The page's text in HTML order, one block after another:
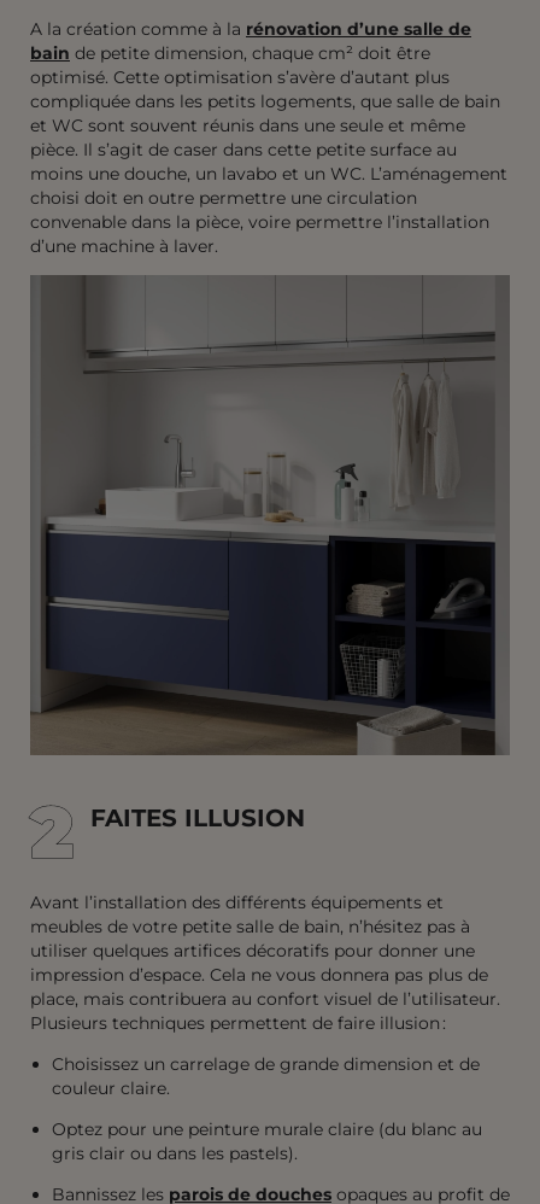
A la création comme à la rénovation d’une salle de
bain de petite dimension, chaque cm² doit être
optimisé. Cette optimisation s’avère d’autant plus
compliquée dans les petits logements, que salle de bain
et WC sont souvent réunis dans une seule et même
pièce. Il s’agit de caser dans cette petite surface au
moins une douche, un lavabo et un WC. L’aménagement
choisi doit en outre permettre une circulation
convenable dans la pièce, voire permettre l’installation
d’une machine à laver.
2
2 FAITES ILLUSION
Avant l’installation des différents équipements et
meubles de votre petite salle de bain, n’hésitez pas à
utiliser quelques artifices décoratifs pour donner une
impression d’espace. Cela ne vous donnera pas plus de
place, mais contribuera au confort visuel de l’utilisateur.
Plusieurs techniques permettent de faire illusion :
Choisissez un carrelage de grande dimension et de
couleur claire.
Optez pour une peinture murale claire (du blanc au
gris clair ou dans les pastels).
Bannissez les parois de douches opaques au profit de